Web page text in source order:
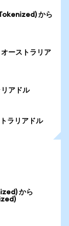
から
ーストラリア
アドル
ラリアドル
から